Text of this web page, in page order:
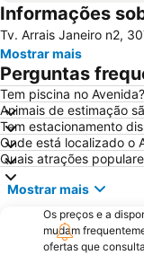
Portugal dos
Praia do Areão
Relógio Beach
Ria de Aveiro
Mata do Buçaco
Museu Militar do
Universidade de
Costa Nova Beach
Figueira
Gafanha da Boa
Informações
Tv. Arrais Janeiro n2,
Mostrar mais
Perguntas
Tem piscina no Avenida?
Animais de estimação
Tem estacionamento
Onde está localizado o
Quais atrações
Mostrar mais
Os preços e a
mudam
ofertas que